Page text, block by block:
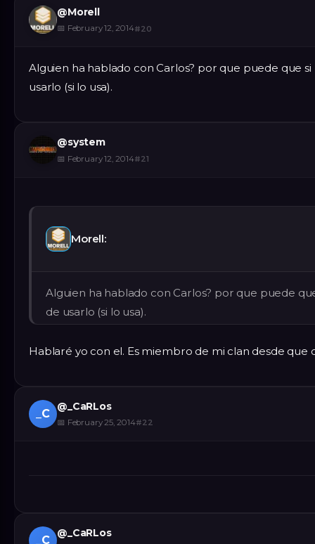
@Morell
📅 February 12, 2014#20
Alguien ha hablado con Carlos? por que puede que
usarlo (si lo usa).
@system
📅 February 12, 2014#21
Morell:
Alguien ha hablado con Carlos? por que puede
de usarlo (si lo usa).
Hablaré yo con el. Es miembro de mi clan desde que
_C
@ _CaRLos
📅 February 25, 2014#22
_C
@_CaRLos